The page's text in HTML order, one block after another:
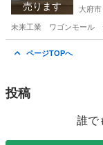
売ります 大府市
未来工業 ワゴンモール
ページTOPへ
投稿
誰で